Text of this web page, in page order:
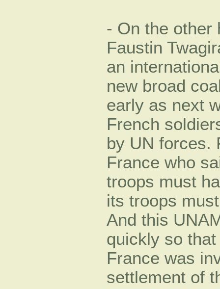
- On the other
Faustin
an
new broad
early as next
French
by UN forces.
France who
troops must
its troops
And this
quickly so
France was
settlement of